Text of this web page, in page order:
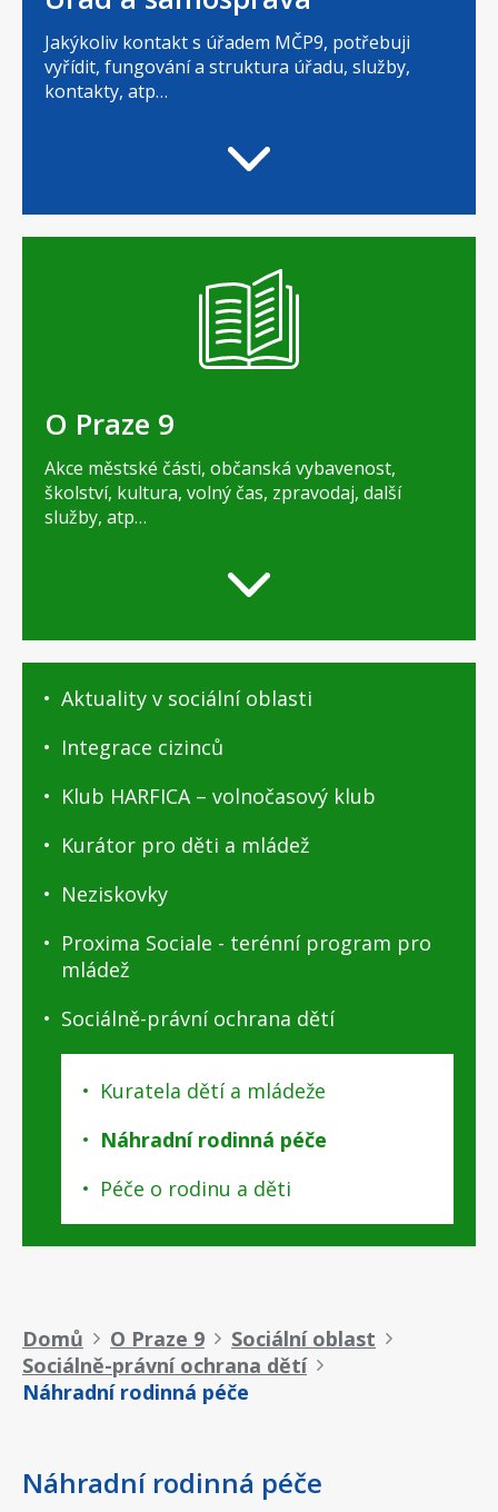
Jakýkoliv kontakt s úřadem MČP9, potřebuji
vyřídit, fungování a struktura úřadu, služby,
kontakty, atp…
O Praze 9
Akce městské části, občanská vybavenost,
školství, kultura, volný čas, zpravodaj, další
služby, atp…
Praze
podstránky
Aktuality v sociální oblasti
Integrace cizinců
Klub HARFICA – volnočasový klub
Kurátor pro děti a mládež
Neziskovky
Proxima Sociale - terénní program pro
mládež
Sociálně-právní ochrana dětí
Kuratela dětí a mládeže
Náhradní rodinná péče
Péče o rodinu a děti
Drobečková
navigace
Domů O Praze 9
Sociální oblast
Sociálně-právní ochrana dětí
Náhradní rodinná péče
Náhradní rodinná péče